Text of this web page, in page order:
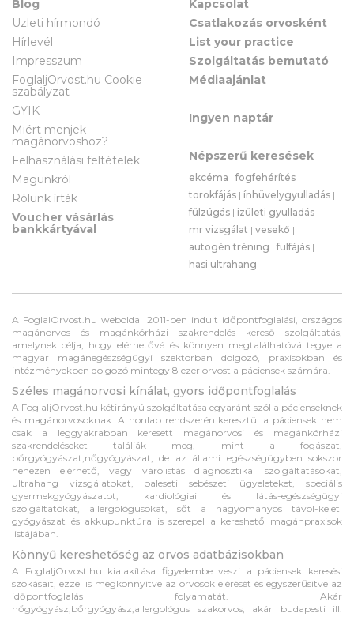
Blog
Üzleti hírmondó
Hírlevél
Impresszum
FoglaljOrvost.hu Cookie
szabályzat
GYIK
Miért menjek
magánorvoshoz?
Felhasználási feltételek
Magunkról
Rólunk írták
Voucher vásárlás
bankkártyával
Kapcsolat
Csatlakozás orvosként
List your practice
Szolgáltatás bemutató
Médiaajánlat
Ingyen naptár
Népszerű keresések
ekcéma |fogfehérítés |
torokfájás | ínhüvelygyulladás |
fülzúgás | izületi gyulladás |
mr vizsgálat | vesekő |
autogén tréning |fülfájás |
hasi ultrahang
A FoglalOrvost.hu weboldal 2011-ben indult időpontfoglalási, országos
magánorvos és magánkórházi szakrendelés kereső szolgáltatás,
amelynek célja, hogy elérhetővé és könnyen megtalálhatóvá tegye a
magyar magánegészségügyi szektorban dolgozó, praxisokban és
intézményekben dolgozó mintegy 8 ezer orvost a páciensek számára.
Széles magánorvosi kínálat, gyors időpontfoglalás
A FoglaljOrvost.hu kétirányú szolgáltatása egyaránt szól a pácienseknek
és magánorvosoknak. A honlap rendszerén keresztül a páciensek nem
csak a leggyakrabban keresett magánorvosi és magánkórházi
szakrendeléseket találják meg, mint a fogászat,
bőrgyógyászat,nőgyógyászat, de az állami egészségügyben sokszor
nehezen elérhető, vagy várólistás diagnosztikai szolgáltatásokat,
ultrahang vizsgálatokat, baleseti sebészeti ügyeleteket, speciális
gyermekgyógyászatot, kardiológiai és látás-egészségügyi
szolgáltatókat, allergológusokat, sőt a hagyományos távol-keleti
gyógyászat és akkupunktúra is szerepel a kereshető magánpraxisok
listájában.
Könnyű kereshetőség az orvos adatbázisokban
A FoglaljOrvost.hu kialakítása figyelembe veszi a páciensek keresési
szokásait, ezzel is megkönnyítve az orvosok elérését és egyszerűsítve az
időpontfoglalás folyamatát. Akár
nőgyógyász,bőrgyógyász,allergológus szakorvos, akár budapesti ill.